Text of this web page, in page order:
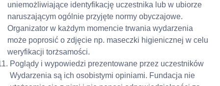
uniemożliwiające identyfikację uczestnika lub w ubiorze
naruszającym ogólnie przyjęte normy obyczajowe.
Organizator w każdym momencie trwania wydarzenia
może poprosić o zdjęcie np. maseczki higienicznej w celu
weryfikacji torżsamości.
Poglądy i wypowiedzi prezentowane przez uczestników
Wydarzenia są ich osobistymi opiniami. Fundacja nie